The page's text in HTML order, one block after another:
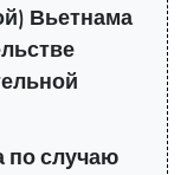
Вьетнама
по случаю